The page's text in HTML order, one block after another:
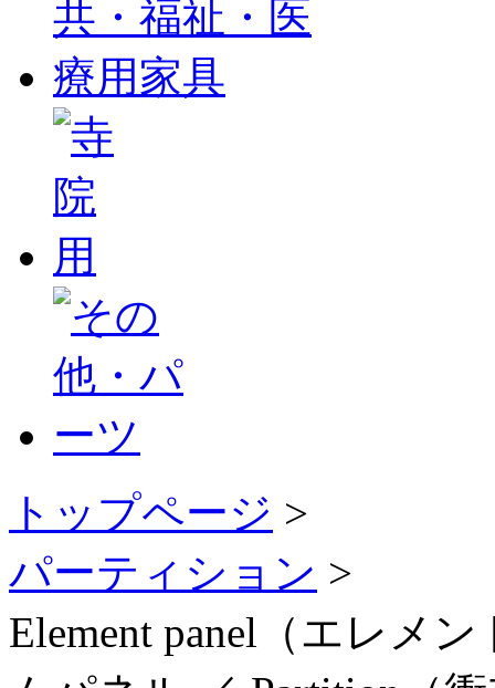
トップページ >
パーティション >
Element panel（エレメ